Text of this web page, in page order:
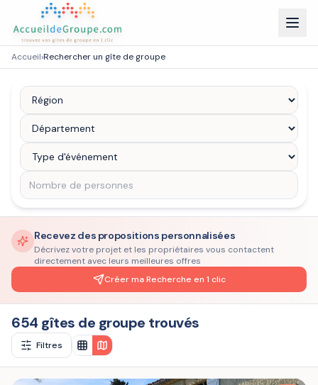
Accueil›Rechercher un gîte de groupe
Recevez des propositions personnalisées
Décrivez votre projet et les propriétaires vous contactent
directement avec leurs meilleures offres
Créer ma Recherche en 1 clic
654 gîtes de groupe trouvés
Filtres